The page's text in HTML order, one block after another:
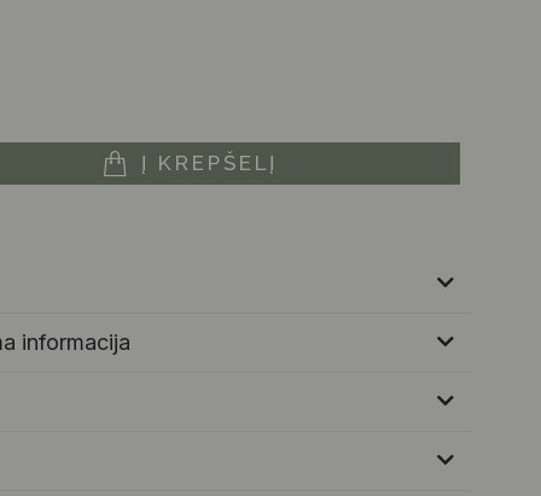
Į KREPŠELĮ
informacija